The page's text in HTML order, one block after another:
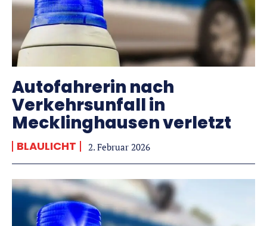
Autofahrerin nach
Verkehrsunfall in
Mecklinghausen verletzt
BLAULICHT 2. Februar 2026